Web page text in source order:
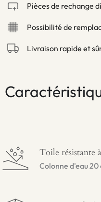
Toile résistante
Colonne d'eau 20
Pièces de rechange
Possibilité de
Livraison rapide et